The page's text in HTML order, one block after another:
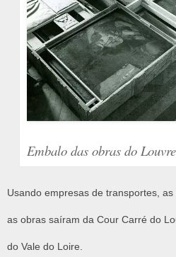
Embalo das obras do
Usando empresas de transportes,
as obras saíram da Cour Carré do
do Vale do Loire.